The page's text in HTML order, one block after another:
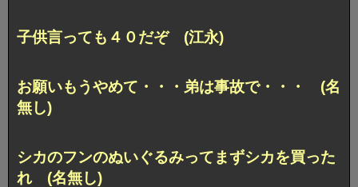
子供言っても４０だぞ (江永)
お願いもうやめて・・・弟は事故で・・・ (名
無し)
シカのフンのぬいぐるみってまずシカを買った
れ (名無し)